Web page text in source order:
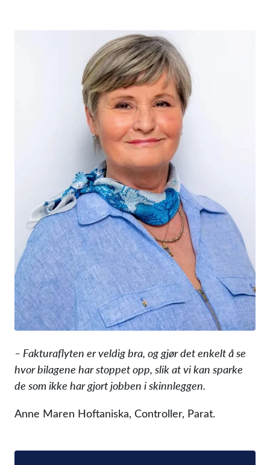
– Fakturaflyten er veldig bra, og gjør det enkelt å se
hvor bilagene har stoppet opp, slik at vi kan sparke
de som ikke har gjort jobben i skinnleggen.
Anne Maren Hoftaniska, Controller, Parat.